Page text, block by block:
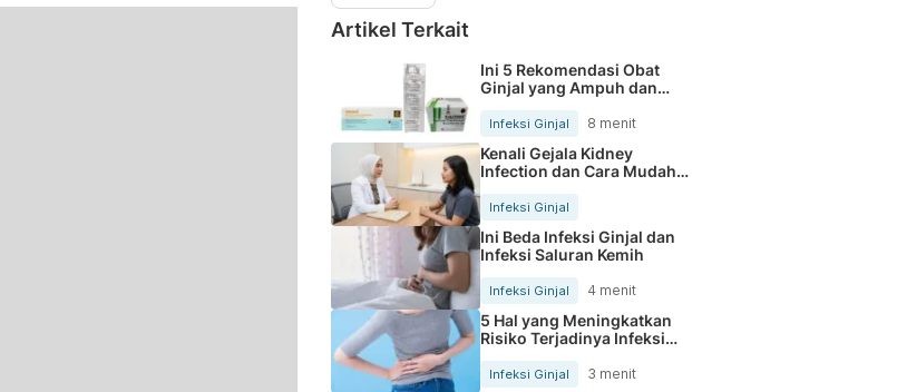
Artikel Terkait
Ini 5 Rekomendasi Obat
Ginjal yang Ampuh dan
Infeksi Ginjal 8 menit
Kenali Gejala Kidney
Infection dan Cara Mudah
Infeksi Ginjal
Ini Beda Infeksi Ginjal dan
Infeksi Saluran Kemih
Infeksi Ginjal 4 menit
5 Hal yang Meningkatkan
Risiko Terjadinya Infeksi
Infeksi Ginjal 3 menit